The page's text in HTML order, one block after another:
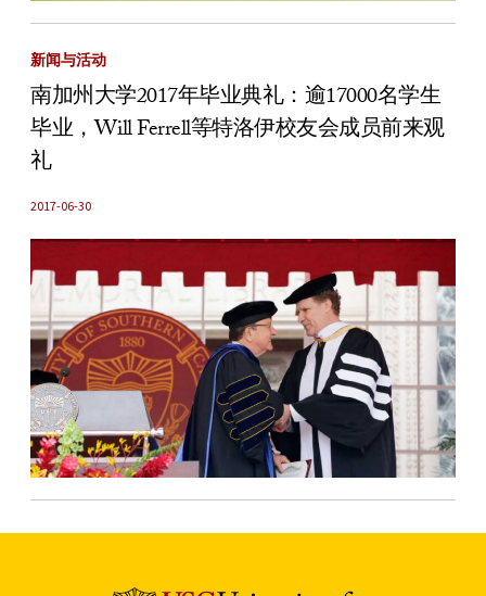
新闻与活动
南加州大学2017年毕业典礼：逾17000名学生
毕业，Will Ferrell等特洛伊校友会成员前来观
礼
2017-06-30